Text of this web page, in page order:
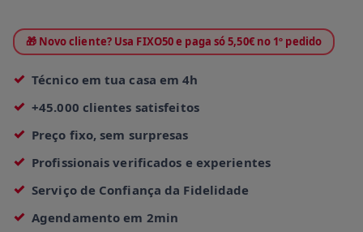
🎁 Novo cliente? Usa FIXO50 e paga só 5,50€ no 1º pedido
Técnico em tua casa em 4h
+45.000 clientes satisfeitos
Preço fixo, sem surpresas
Profissionais verificados e experientes
Serviço de Confiança da Fidelidade
Agendamento em 2min